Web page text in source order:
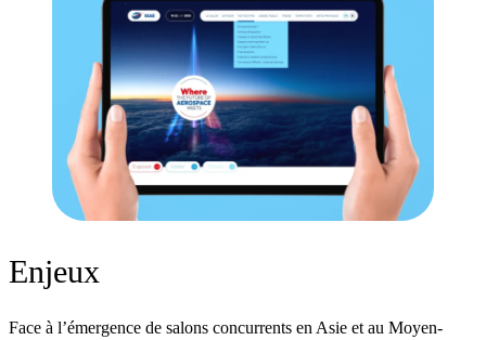
Enjeux
Face à l’émergence de salons concurrents en Asie et au Moyen-